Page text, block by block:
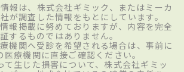
報は、株式会社ギミック、またはミーカ
が調査した情報をもとにしています。
報掲載に努めておりますが、内容を完全
するものではありません。
機関へ受診を希望される場合は、事前に
医療機関に直接ご確認ください。
て生じた損害について、株式会社ギミッ